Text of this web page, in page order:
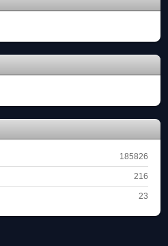
185826
216
23